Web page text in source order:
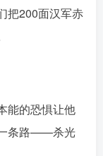
把200面汉军赤
能的恐惧让他
条路——杀光